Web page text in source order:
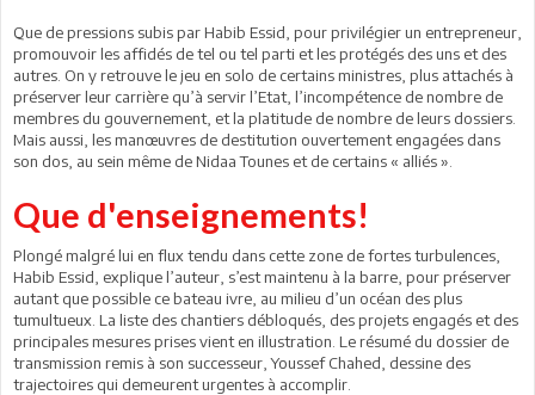
Que de pressions subis par Habib Essid, pour privilégier un entrepreneur,
promouvoir les affidés de tel ou tel parti et les protégés des uns et des
autres. On y retrouve le jeu en solo de certains ministres, plus attachés à
préserver leur carrière qu’à servir l’Etat, l’incompétence de nombre de
membres du gouvernement, et la platitude de nombre de leurs dossiers.
Mais aussi, les manœuvres de destitution ouvertement engagées dans
son dos, au sein même de Nidaa Tounes et de certains « alliés ».
Que d'enseignements!
Plongé malgré lui en flux tendu dans cette zone de fortes turbulences,
Habib Essid, explique l’auteur, s’est maintenu à la barre, pour préserver
autant que possible ce bateau ivre, au milieu d’un océan des plus
tumultueux. La liste des chantiers débloqués, des projets engagés et des
principales mesures prises vient en illustration. Le résumé du dossier de
transmission remis à son successeur, Youssef Chahed, dessine des
trajectoires qui demeurent urgentes à accomplir.